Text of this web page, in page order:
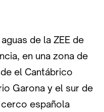
de la ZEE de
en una zona de
el Cantábrico
Garona y el sur de
española